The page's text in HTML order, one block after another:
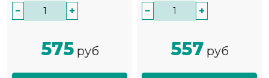
− +
575руб
− +
557 руб